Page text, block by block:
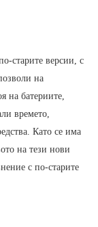
старите версии, с
на
на батериите,
времето,
Като се има
на тези нови
с по-старите